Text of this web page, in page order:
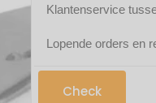
Klantenservice
Lopende orders en
Check